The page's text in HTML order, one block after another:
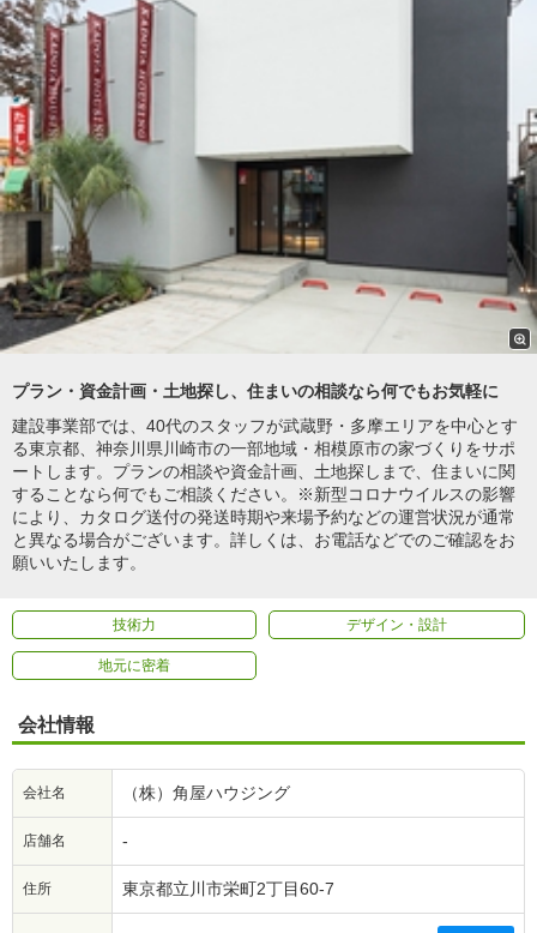
プラン・資金計画・土地探し、住まいの相談なら何でもお気軽に
建設事業部では、40代のスタッフが武蔵野・多摩エリアを中心とす
る東京都、神奈川県川崎市の一部地域・相模原市の家づくりをサポ
ートします。プランの相談や資金計画、土地探しまで、住まいに関
することなら何でもご相談ください。※新型コロナウイルスの影響
により、カタログ送付の発送時期や来場予約などの運営状況が通常
と異なる場合がございます。詳しくは、お電話などでのご確認をお
願いいたします。
技術力 デザイン・設計
地元に密着
会社情報
会社名 （株）角屋ハウジング
店舗名 -
住所 東京都立川市栄町2丁目60-7